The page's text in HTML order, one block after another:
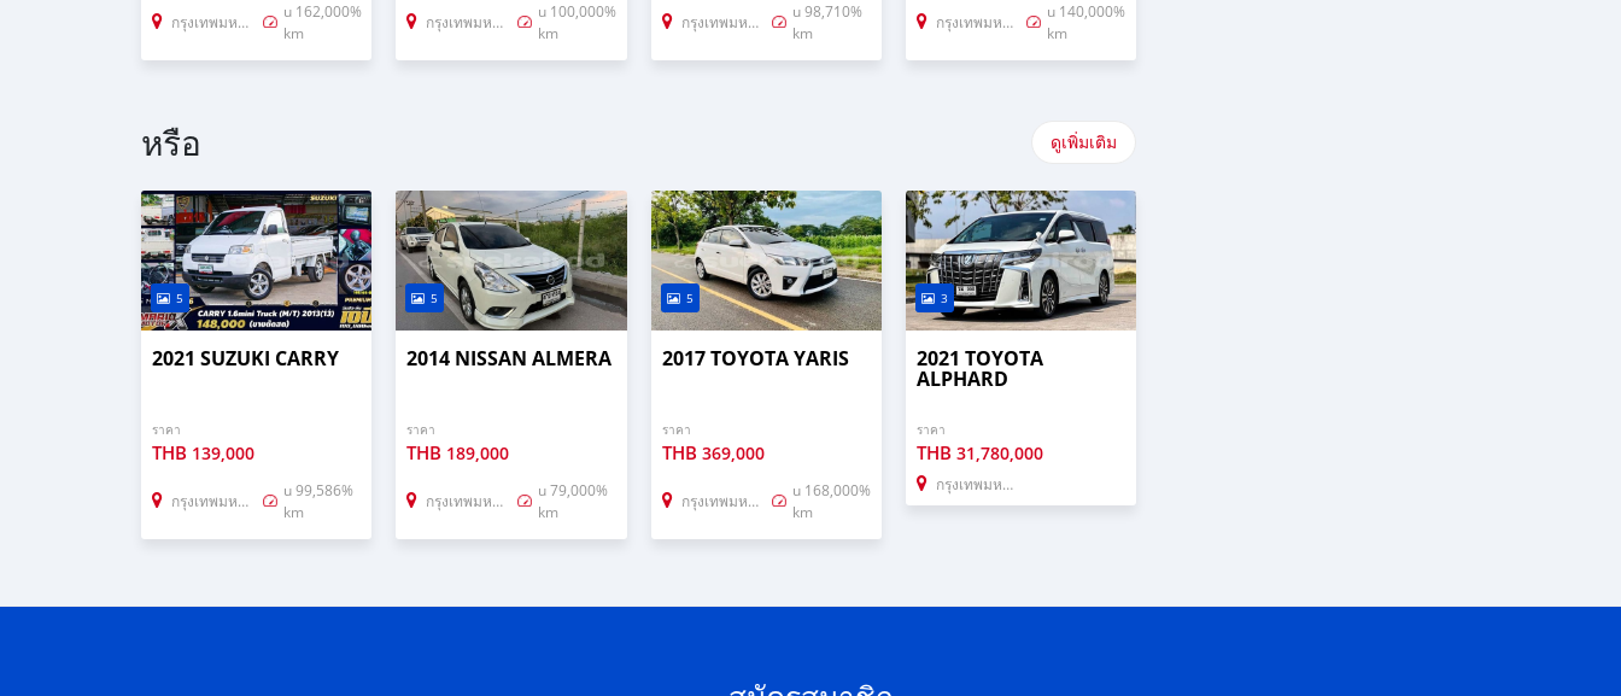
กรุงเทพมหานคร
u 162,000%
km
กรุงเทพมหานคร
u 100,000%
km
กรุงเทพมหานคร
u 98,710%
km
กรุงเทพมหานคร
u 140,000%
km
หรือ ดูเพิ่มเติม
5
2021 SUZUKI CARRY
ราคา
THB 139,000
กรุงเทพมหานคร
u 99,586%
km
5
2014 NISSAN ALMERA
ราคา
THB 189,000
กรุงเทพมหานคร
u 79,000%
km
5
2017 TOYOTA YARIS
ราคา
THB 369,000
กรุงเทพมหานคร
u 168,000%
km
3
2021 TOYOTA
ALPHARD
ราคา
THB 31,780,000
กรุงเทพมหานคร